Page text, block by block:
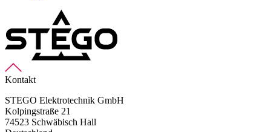
Kontakt
STEGO Elektrotechnik GmbH
Kolpingstraße 21
74523 Schwäbisch Hall